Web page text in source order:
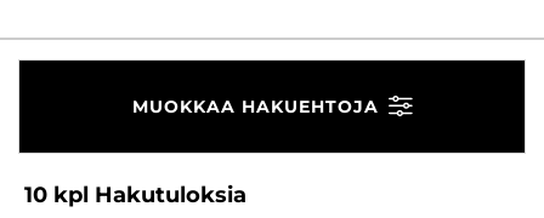
MUOKKAA HAKUEHTOJA
10 kpl Hakutuloksia